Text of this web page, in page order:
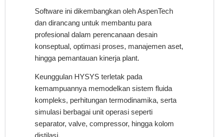
Software ini dikembangkan oleh AspenTech
dan dirancang untuk membantu para
profesional dalam perencanaan desain
konseptual, optimasi proses, manajemen aset,
hingga pemantauan kinerja plant.
Keunggulan HYSYS terletak pada
kemampuannya memodelkan sistem fluida
kompleks, perhitungan termodinamika, serta
simulasi berbagai unit operasi seperti
separator, valve, compressor, hingga kolom
distilasi.